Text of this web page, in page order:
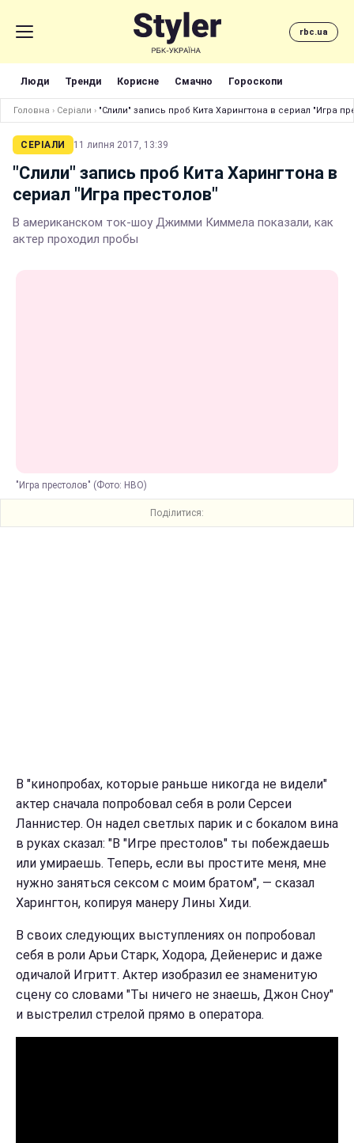
rbc.ua
Люди Тренди Корисне Смачно Гороскопи
Головна › Серіали › "Слили" запись проб Кита Харингтона в сериал "Игра
СЕРІАЛИ 11 липня 2017, 13:39
"Слили" запись проб Кита Харингтона в
сериал "Игра престолов"
В американском ток-шоу Джимми Киммела показали, как
актер проходил пробы
"Игра престолов" (Фото: HBO)
Поділитися:
В "кинопробах, которые раньше никогда не видели"
актер сначала попробовал себя в роли Серсеи
Ланнистер. Он надел светлых парик и с бокалом вина
в руках сказал: "В "Игре престолов" ты побеждаешь
или умираешь. Теперь, если вы простите меня, мне
нужно заняться сексом с моим братом", — сказал
Харингтон, копируя манеру Лины Хиди.
В своих следующих выступлениях он попробовал
себя в роли Арьи Старк, Ходора, Дейенерис и даже
одичалой Игритт. Актер изобразил ее знаменитую
сцену со словами "Ты ничего не знаешь, Джон Сноу"
и выстрелил стрелой прямо в оператора.